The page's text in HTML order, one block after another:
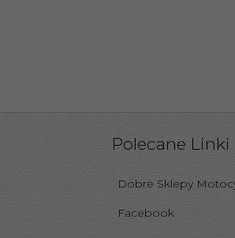
Polecane Linki
Dobre Sklepy
Facebook